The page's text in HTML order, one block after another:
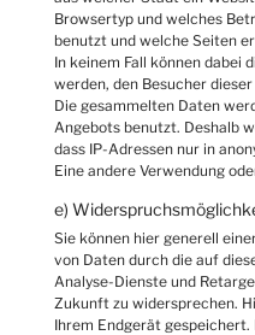
Browsertyp und welches
benutzt und welche Seiten
In keinem Fall können dabei
werden, den Besucher
Die gesammelten Daten
Angebots benutzt. Deshalb
dass IP-Adressen nur in
Eine andere Verwendung
e)
Sie können hier generell
von Daten durch die auf
Analyse-Dienste und
Zukunft zu widersprechen.
Ihrem Endgerät